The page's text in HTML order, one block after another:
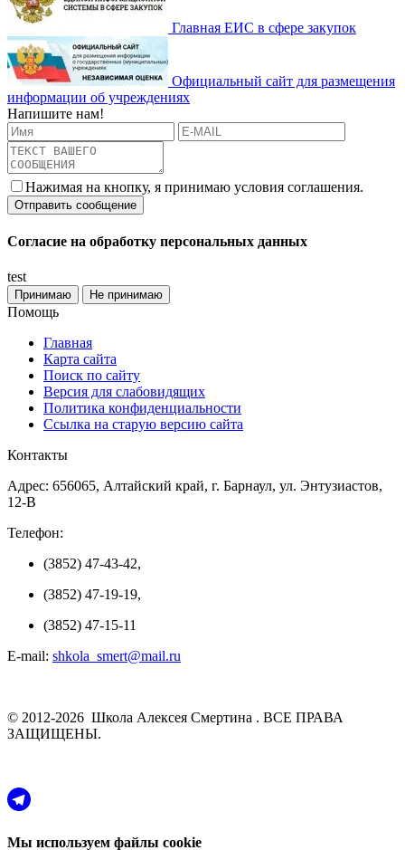
Главная ЕИС в сфере закупок
Официальный сайт для размещения
информации об учреждениях
Напишите нам!
Нажимая на кнопку, я принимаю условия соглашения.
Согласие на обработку персональных данных
test
Принимаю Не принимаю
Помощь
Главная
Карта сайта
Поиск по сайту
Версия для слабовидящих
Политика конфиденциальности
Ссылка на старую версию сайта
Контакты
Адрес: 656065, Алтайский край, г. Барнаул, ул. Энтузиастов,
12-В
Телефон:
(3852) 47-43-42,
(3852) 47-19-19,
(3852) 47-15-11
E-mail: shkola_smert@mail.ru
© 2012-2026 Школа Алексея Смертина . ВСЕ ПРАВА
ЗАЩИЩЕНЫ.
Мы используем файлы cookie